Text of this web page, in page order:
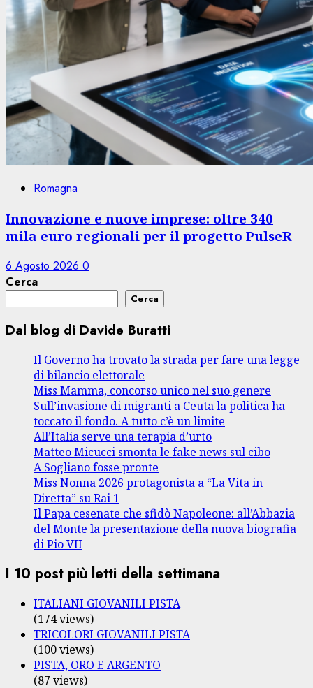
Romagna
Innovazione e nuove imprese: oltre 340
mila euro regionali per il progetto PulseR
6 Agosto 2026 0
Cerca
Cerca
Dal blog di Davide Buratti
Il Governo ha trovato la strada per fare una legge
di bilancio elettorale
Miss Mamma, concorso unico nel suo genere
Sull’invasione di migranti a Ceuta la politica ha
toccato il fondo. A tutto c’è un limite
All’Italia serve una terapia d’urto
Matteo Micucci smonta le fake news sul cibo
A Sogliano fosse pronte
Miss Nonna 2026 protagonista a “La Vita in
Diretta” su Rai 1
Il Papa cesenate che sfidò Napoleone: all’Abbazia
del Monte la presentazione della nuova biografia
di Pio VII
I 10 post più letti della settimana
ITALIANI GIOVANILI PISTA
(174 views)
TRICOLORI GIOVANILI PISTA
(100 views)
PISTA, ORO E ARGENTO
(87 views)